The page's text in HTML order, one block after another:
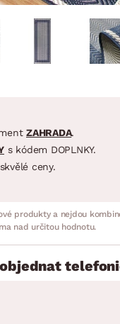
ZAHRADA.
s kódem DOPLNKY.
ceny.
produkty a nejdou
nad určitou hodnotu.